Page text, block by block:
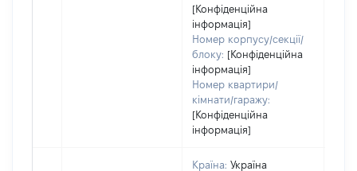
[Конфіденційна
інформація]
Номер корпусу/секції/
блоку: [Конфіденційна
інформація]
Номер квартири/
кімнати/гаражу:
[Конфіденційна
інформація]
Країна: Україна